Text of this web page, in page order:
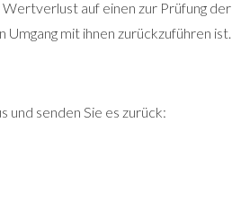
auf einen zur Prüfung der
mit ihnen zurückzuführen ist.
und senden Sie es zurück: